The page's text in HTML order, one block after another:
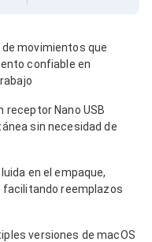
movimientos que
confiable en
receptor Nano USB
sin necesidad de
en el empaque,
reemplazos
versiones de macOS